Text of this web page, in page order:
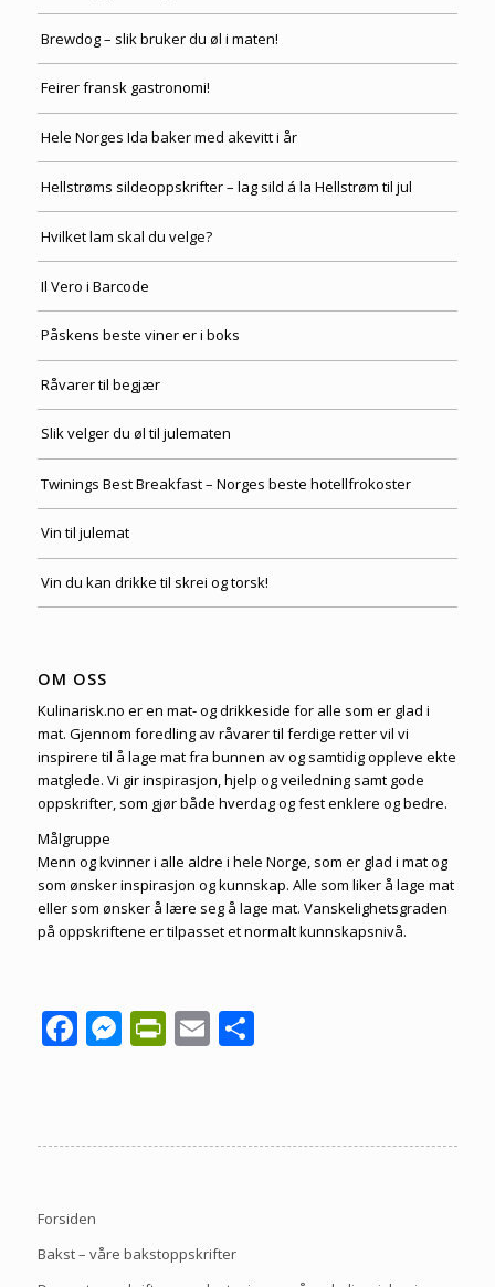
Brewdog – slik bruker du øl i maten!
Feirer fransk gastronomi!
Hele Norges Ida baker med akevitt i år
Hellstrøms sildeoppskrifter – lag sild á la Hellstrøm til jul
Hvilket lam skal du velge?
Il Vero i Barcode
Påskens beste viner er i boks
Råvarer til begjær
Slik velger du øl til julematen
Twinings Best Breakfast – Norges beste hotellfrokoster
Vin til julemat
Vin du kan drikke til skrei og torsk!
OM OSS
Kulinarisk.no er en mat- og drikkeside for alle som er glad i
mat. Gjennom foredling av råvarer til ferdige retter vil vi
inspirere til å lage mat fra bunnen av og samtidig oppleve ekte
matglede. Vi gir inspirasjon, hjelp og veiledning samt gode
oppskrifter, som gjør både hverdag og fest enklere og bedre.
Målgruppe
Menn og kvinner i alle aldre i hele Norge, som er glad i mat og
som ønsker inspirasjon og kunnskap. Alle som liker å lage mat
eller som ønsker å lære seg å lage mat. Vanskelighetsgraden
på oppskriftene er tilpasset et normalt kunnskapsnivå.
Facebook
Messenger
PrintFriendly
EmailShare
Forsiden
Bakst – våre bakstoppskrifter